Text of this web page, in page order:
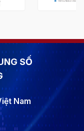
SỐ
Nam